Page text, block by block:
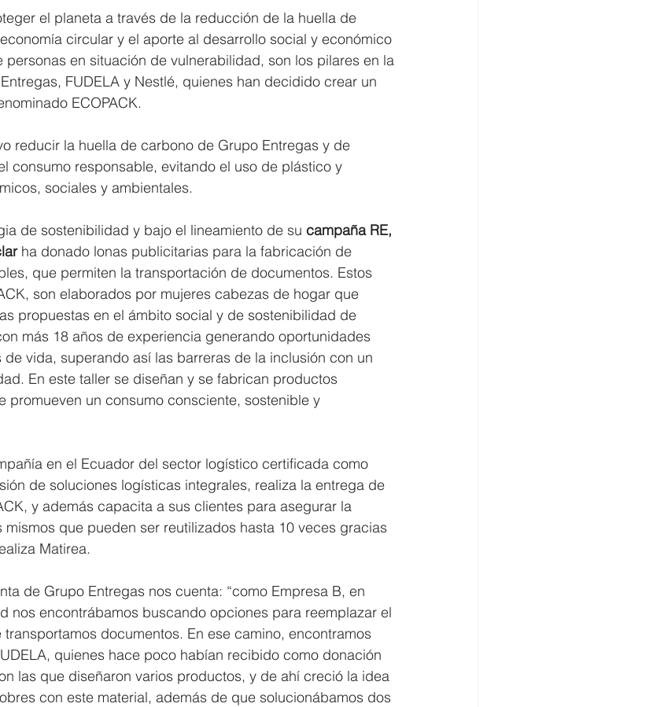
el planeta a través de la reducción de la huella de
circular y el aporte al desarrollo social y económico
personas en situación de vulnerabilidad, son los pilares en la
FUDELA y Nestlé, quienes han decidido crear un
ECOPACK.
reducir la huella de carbono de Grupo Entregas y de
consumo responsable, evitando el uso de plástico y
sociales y ambientales.
de sostenibilidad y bajo el lineamiento de su campaña RE,
ha donado lonas publicitarias para la fabricación de
que permiten la transportación de documentos. Estos
son elaborados por mujeres cabezas de hogar que
propuestas en el ámbito social y de sostenibilidad de
más 18 años de experiencia generando oportunidades
vida, superando así las barreras de la inclusión con un
En este taller se diseñan y se fabrican productos
promueven un consumo consciente, sostenible y
en el Ecuador del sector logístico certificada como
de soluciones logísticas integrales, realiza la entrega de
y además capacita a sus clientes para asegurar la
que pueden ser reutilizados hasta 10 veces gracias
Matirea.
de Grupo Entregas nos cuenta: “como Empresa B, en
nos encontrábamos buscando opciones para reemplazar el
documentos. En ese camino, encontramos
quienes hace poco habían recibido como donación
las que diseñaron varios productos, y de ahí creció la idea
con este material, además de que solucionábamos dos